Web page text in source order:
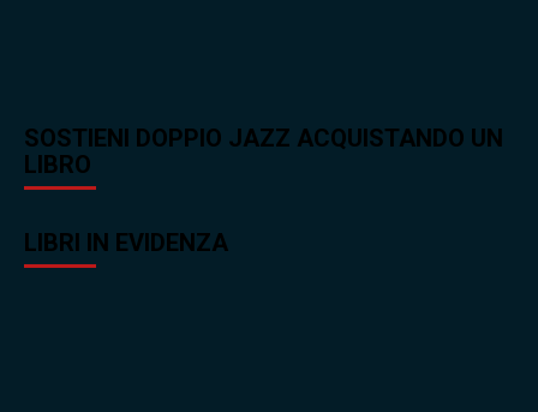
SOSTIENI DOPPIO JAZZ ACQUISTANDO UN
LIBRO
LIBRI IN EVIDENZA